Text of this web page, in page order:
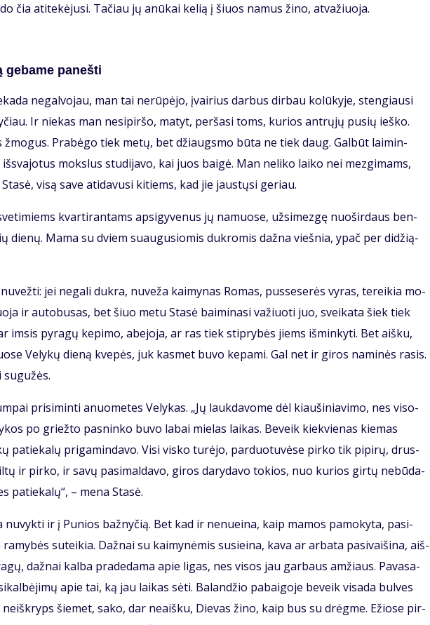
čia ati­te­kė­ju­si. Ta­čiau jų anū­kai ke­lią į šiuos na­mus ži­no, at­va­žiuo­ja.
ge­ba­me pa­neš­ti
ne­gal­vo­jau, man tai ne­rū­pė­jo, įvai­rius dar­bus dir­bau ko­lū­ky­je, sten­giau­si
Ir nie­kas man ne­si­pir­šo, ma­tyt, per­ša­si toms, ku­rios ant­rų­jų pu­sių ieš­ko.
Pra­bė­go tiek me­tų, bet džiaugs­mo bū­ta ne tiek daug. Gal­būt lai­min­
moks­lus stu­di­ja­vo, kai juos bai­gė. Man ne­li­ko lai­ko nei mez­gi­mams,
vi­są sa­ve ati­da­vu­si ki­tiems, kad jie jaus­tų­si ge­riau.
kvar­ti­ran­tams ap­si­gy­ve­nus jų na­muo­se, už­si­mez­gę nuo­šir­daus ben­
die­nų. Ma­ma su dviem su­au­gu­sio­mis duk­ro­mis daž­na vieš­nia, ypač per di­dži­ą­
jei ne­ga­li duk­ra, nu­ve­ža kai­my­nas Ro­mas, pus­se­se­rės vy­ras, te­rei­kia mo­
ir au­to­bu­sas, bet šiuo me­tu Sta­sė bai­mi­na­si va­žiuo­ti juo, svei­ka­ta šiek tiek
im­sis py­ra­gų ke­pi­mo, abe­jo­ja, ar ras tiek stip­ry­bės jiems iš­min­ky­ti. Bet aiš­ku,
Ve­ly­kų die­ną kve­pės, juk kas­met bu­vo ke­pa­mi. Gal net ir gi­ros na­mi­nės ra­sis.
su­gu­žės.
pri­si­min­ti anuo­me­tes Ve­ly­kas. „Jų lauk­da­vo­me dėl kiau­ši­nia­vi­mo, nes vi­so­
po griež­to pas­nin­ko bu­vo la­bai mie­las lai­kas. Be­veik kiek­vie­nas kie­mas
pa­tie­ka­lų pri­ga­min­da­vo. Vi­si vis­ko tu­rė­jo, par­duo­tu­vė­se pir­ko tik pi­pi­rų, drus­
ir pir­ko, ir sa­vų pa­si­mal­da­vo, gi­ros da­ry­da­vo to­kios, nuo ku­rios gir­tų ne­bū­da­
pa­tie­ka­lų“, – me­na Sta­sė.
nu­vyk­ti ir į Pu­nios baž­ny­čią. Bet kad ir ne­nu­ei­na, kaip ma­mos pa­mo­ky­ta, pa­si­
ra­my­bės su­tei­kia. Daž­nai su kai­my­nė­mis su­si­ei­na, ka­va ar ar­ba­ta pa­si­vai­ši­na, aiš­
daž­nai kal­ba pra­de­da­ma apie li­gas, nes vi­sos jau gar­baus am­žiaus. Pa­va­sa­
apie tai, ką jau lai­kas sė­ti. Ba­lan­džio pa­bai­go­je be­veik vi­sa­da bul­ves
šie­met, sa­ko, dar ne­aiš­ku, Die­vas ži­no, kaip bus su drėg­me. Ežio­se pir­